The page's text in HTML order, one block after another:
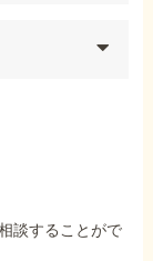
談することがで